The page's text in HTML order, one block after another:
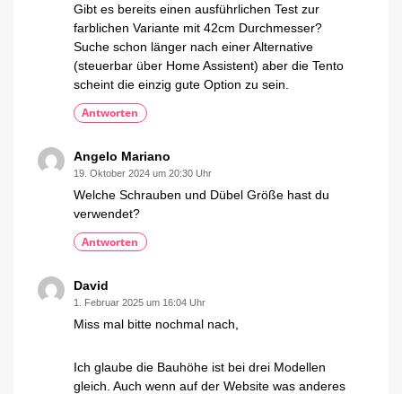
Gibt es bereits einen ausführlichen Test zur
farblichen Variante mit 42cm Durchmesser?
Suche schon länger nach einer Alternative
(steuerbar über Home Assistent) aber die Tento
scheint die einzig gute Option zu sein.
Antworten
Angelo Mariano
19. Oktober 2024 um 20:30 Uhr
Welche Schrauben und Dübel Größe hast du
verwendet?
Antworten
David
1. Februar 2025 um 16:04 Uhr
Miss mal bitte nochmal nach,
Ich glaube die Bauhöhe ist bei drei Modellen
gleich. Auch wenn auf der Website was anderes